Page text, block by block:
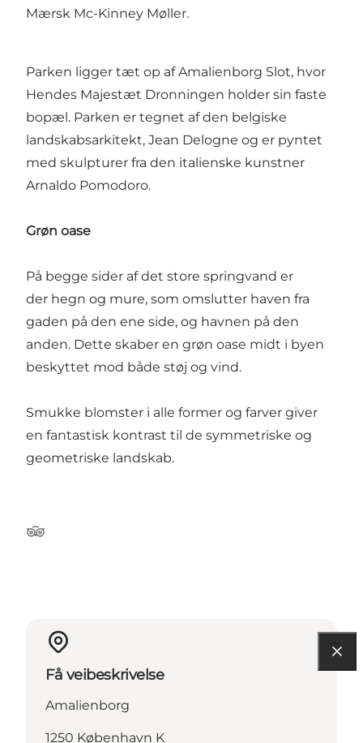
Mærsk Mc-Kinney Møller.
Parken ligger tæt op afAmalienborg Slot, hvor
Hendes Majestæt Dronningen holder sin faste
bopæl. Parken er tegnet af den belgiske
landskabsarkitekt, Jean Delogne og er pyntet
med skulpturer fra den italienske kunstner
Arnaldo Pomodoro.
Grøn oase
På begge sider af det store springvand er
der hegn og mure, som omslutter haven fra
gaden på den ene side, og havnen på den
anden. Dette skaber en grøn oase midt i byen
beskyttet mod både støj og vind.
Smukke blomster i alle former og farver giver
en fantastisk kontrast til de symmetriske og
geometriske landskab.
Tripadvisor
Få veibeskrivelse
Amalienborg
1250 København K